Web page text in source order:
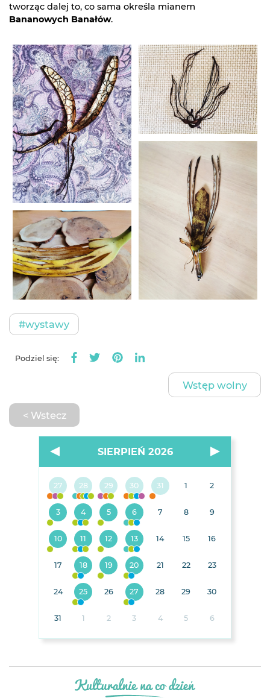
tworząc dalej to, co sama określa mianem
Bananowych Banałów.
#wystawy
Podziel się:
< Wstecz
Wstęp wolny
SIERPIEŃ 2026
27 28 29 30 31 1 2
3 4 5 6 7 8 9
10 11 12 13 14 15 16
17 18 19 20 21 22 23
24 25 26 27 28 29 30
31 1 2 3 4 5 6